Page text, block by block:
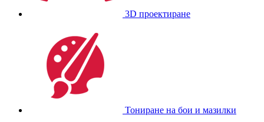
3D проектиране
Тониране на бои и мазилки